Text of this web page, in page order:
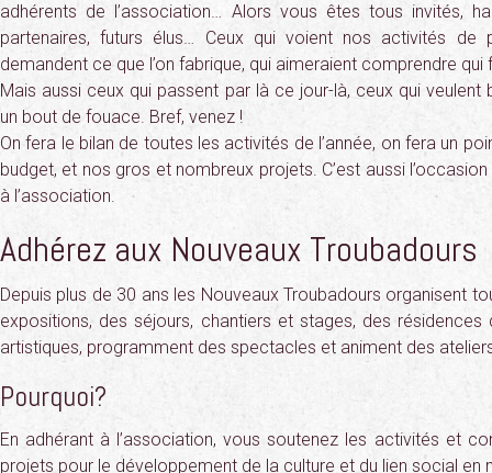
adhérents de l’association… Alors vous êtes tous invités,
partenaires, futurs élus… Ceux qui voient nos activités
demandent ce que l’on fabrique, qui aimeraient comprendre qui
Mais aussi ceux qui passent par là ce jour-là, ceux qui
un bout de fouace. Bref, venez !
On fera le bilan de toutes les activités de l’année, on fera un
budget, et nos gros et nombreux projets. C’est aussi
à l’association.
Adhérez aux Nouveaux Troubadours
Depuis plus de 30 ans les Nouveaux Troubadours organisent
expositions, des séjours, chantiers et stages, des
artistiques, programment des spectacles et animent des
Pourquoi?
En adhérant à l’association, vous soutenez les activités et
projets pour le développement de la culture et du lien social en